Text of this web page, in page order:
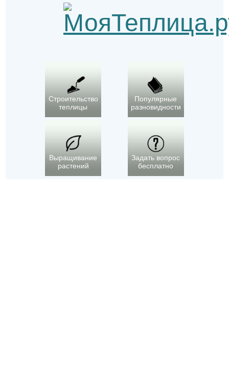
Строительство
теплицы
Популярные
разновидности
Выращивание
растений
Задать вопрос
бесплатно